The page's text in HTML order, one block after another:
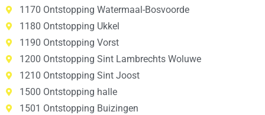
1170 Ontstopping Watermaal-Bosvoorde
1180 Ontstopping Ukkel
1190 Ontstopping Vorst
1200 Ontstopping Sint Lambrechts Woluwe
1210 Ontstopping Sint Joost
1500 Ontstopping halle
1501 Ontstopping Buizingen